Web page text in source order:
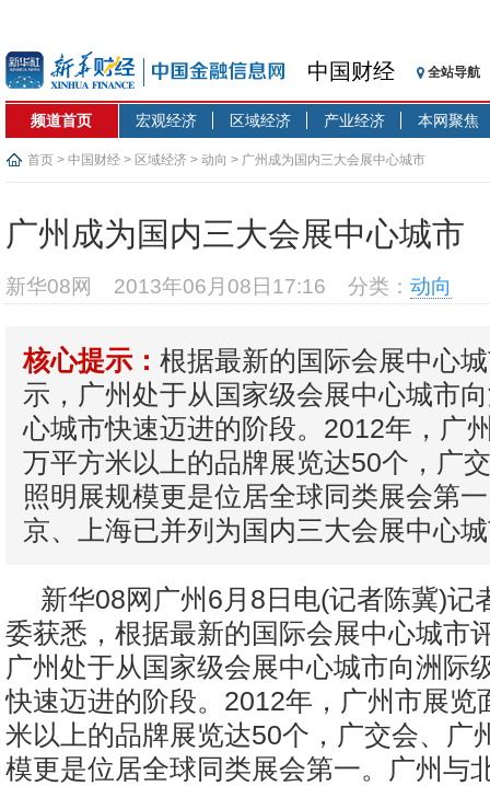
中国财经 全站导航
频道首页 宏观经济 区域经济 产业经济 本网聚焦
首页 > 中国财经 > 区域经济 > 动向 > 广州成为国内三大会展中心城市
广州成为国内三大会展中心城市
新华08网 2013年06月08日17:16 分类： 动向
核心提示： 根据最新的国际会展中心
示，广州处于从国家级会展中心城市
心城市快速迈进的阶段。2012年，广
万平方米以上的品牌展览达50个，广
照明展规模更是位居全球同类展会第
京、上海已并列为国内三大会展中心
新华08网广州6月8日电(记者陈冀)记
委获悉，根据最新的国际会展中心城市
广州处于从国家级会展中心城市向洲际
快速迈进的阶段。2012年，广州市展览
米以上的品牌展览达50个，广交会、广
模更是位居全球同类展会第一。广州与